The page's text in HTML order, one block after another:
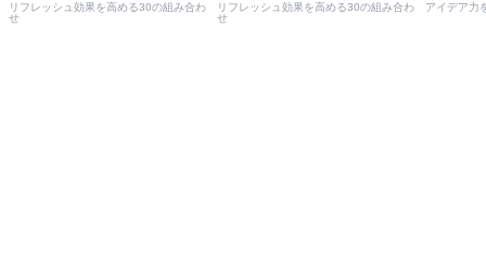
リフレッシュ効果を高める30の組み合わ
せ
リフレッシュ効果を高める30の組み合わ
せ
アイデア力